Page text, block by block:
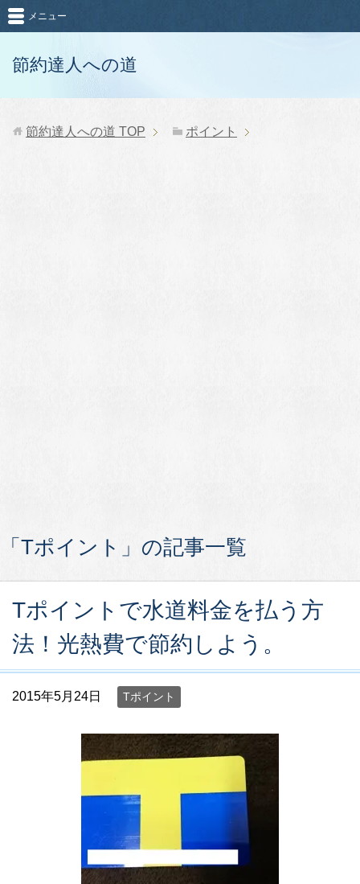
節約達人への道
メニュー
節約達人への道 TOP ポイント
「Tポイント」の記事一覧
Tポイントで水道料金を払う方
法！光熱費で節約しよう。
2015年5月24日 Tポイント